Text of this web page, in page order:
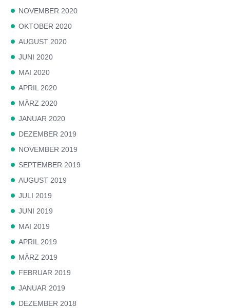
NOVEMBER 2020
OKTOBER 2020
AUGUST 2020
JUNI 2020
MAI 2020
APRIL 2020
MÄRZ 2020
JANUAR 2020
DEZEMBER 2019
NOVEMBER 2019
SEPTEMBER 2019
AUGUST 2019
JULI 2019
JUNI 2019
MAI 2019
APRIL 2019
MÄRZ 2019
FEBRUAR 2019
JANUAR 2019
DEZEMBER 2018